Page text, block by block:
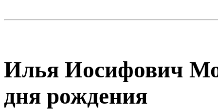
Илья Иосифович
дня рождения